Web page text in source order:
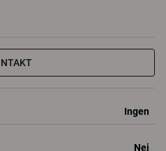
Ingen
Nej